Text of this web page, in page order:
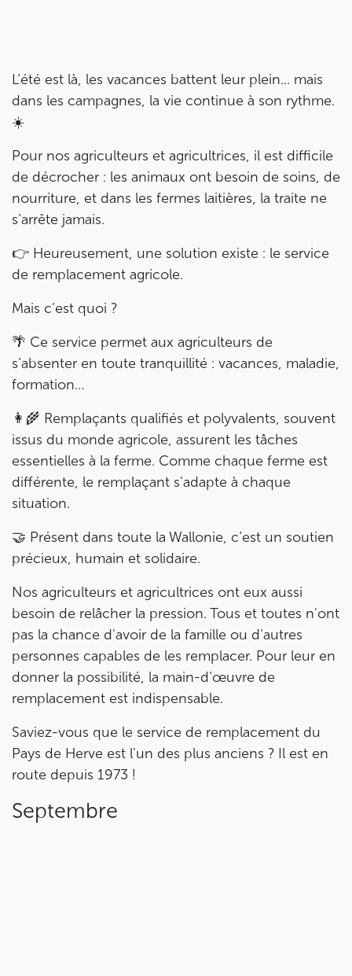
L’été est là, les vacances battent leur plein... mais
dans les campagnes, la vie continue à son rythme.
☀️
Pour nos agriculteurs et agricultrices, il est difficile
de décrocher : les animaux ont besoin de soins, de
nourriture, et dans les fermes laitières, la traite ne
s’arrête jamais.
👉 Heureusement, une solution existe : le service
de remplacement agricole.
Mais c’est quoi ?
🌴 Ce service permet aux agriculteurs de
s’absenter en toute tranquillité : vacances, maladie,
formation…
👩‍🌾 Remplaçants qualifiés et polyvalents, souvent
issus du monde agricole, assurent les tâches
essentielles à la ferme. Comme chaque ferme est
différente, le remplaçant s'adapte à chaque
situation.
🤝 Présent dans toute la Wallonie, c’est un soutien
précieux, humain et solidaire.
Nos agriculteurs et agricultrices ont eux aussi
besoin de relâcher la pression. Tous et toutes n'ont
pas la chance d'avoir de la famille ou d'autres
personnes capables de les remplacer. Pour leur en
donner la possibilité, la main-d’œuvre de
remplacement est indispensable.
Saviez-vous que le service de remplacement du
Pays de Herve est l'un des plus anciens ? Il est en
route depuis 1973 !
Septembre